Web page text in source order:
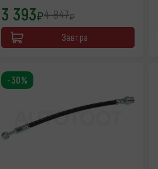
3 393₽4 847₽
Завтра
-30%